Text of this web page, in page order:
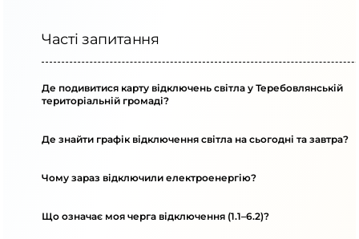
Часті запитання
Де подивитися карту відключень світла у Теребовлянській
територіальній громаді?
Де знайти графік відключення світла на сьогодні та завтра?
Чому зараз відключили електроенергію?
Що означає моя черга відключення (1.1–6.2)?